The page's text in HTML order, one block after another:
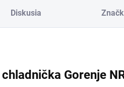
Diskusia
Gorenje